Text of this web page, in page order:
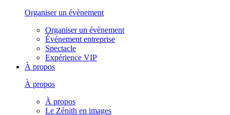
Organiser un évènement
Organiser un évènement
Événement entreprise
Spectacle
Expérience VIP
À propos
À propos
À propos
Le Zénith en images